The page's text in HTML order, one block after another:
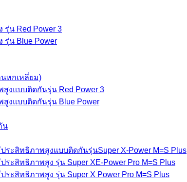
น Red Power 3
รุ่น Blue Power
หกเหลี่ยม)
งแบบติดกันรุ่น Red Power 3
งแบบติดกันรุ่น Blue Power
น
ะสิทธิภาพสูงแบบติดกันรุ่นSuper X-Power M=S Plus
ะสิทธิภาพสูง รุ่น Super XE-Power Pro M=S Plus
ะสิทธิภาพสูง รุ่น Super X Power Pro M=S Plus